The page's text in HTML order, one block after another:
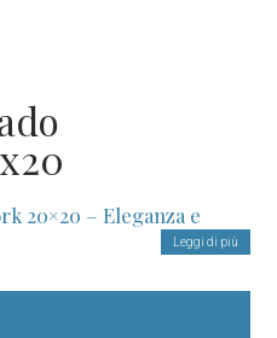
20×20 – Eleganza e
Unici
20×20
Leggi di più